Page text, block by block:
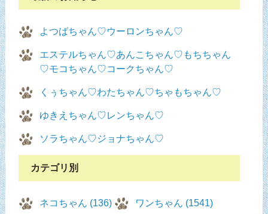
よつばちゃん♡ウーロンちゃん♡
エステルちゃん♡あんこちゃん♡もちちゃん
♡モコちゃん♡コークちゃん♡
くぅちゃん♡わたちゃん♡ちゃもちゃん♡
ゆきえちゃん♡レンちゃん♡
ソラちゃん♡ジョナちゃん♡
カテゴリ別
ネコちゃん (136) ワンちゃん (1541)